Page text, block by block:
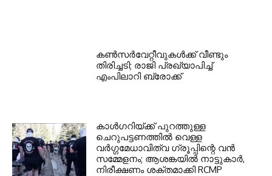
കണ്‍സര്‍വേറ്റീവുകള്‍ക്ക് വീണ്ടും
തിരിച്ചടി; രാജി പ്രഖ്യാപിച്ച്
എംപിലാറി ബ്രോക്ക്
കാൾഗറിയ്ക്ക് പുറത്തുള്ള
ചെറുപട്ടണത്തിൽ വെള്ള
വർഗ്ഗമേധാവിത്വ ഗ്രൂപ്പിന്റെ വൻ
സമ്മേളനം; ആശങ്കയിൽ നാട്ടുകാർ,
നിരീക്ഷണം ശക്തമാക്കി RCMP